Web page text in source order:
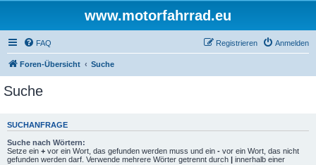
www.motorfahrrad.eu
FAQ Anmelden
Registrieren
Foren-Übersicht Suche
Suche
SUCHANFRAGE
Suche nach Wörtern:
Setze ein + vor ein Wort, das gefunden werden muss und ein - vor ein Wort, das nicht
gefunden werden darf. Verwende mehrere Wörter getrennt durch | innerhalb einer